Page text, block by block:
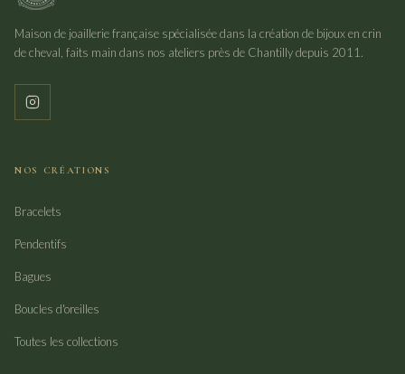
Maison de joaillerie française spécialisée dans la création de bijoux en crin
de cheval, faits main dans nos ateliers près de Chantilly depuis 2011.
NOS CRÉATIONS
Bracelets
Pendentifs
Bagues
Boucles d'oreilles
Toutes les collections